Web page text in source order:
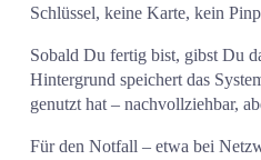
Schlüssel, keine Karte, kein
Sobald Du fertig bist, gibst Du
Hintergrund speichert das
genutzt hat – nachvollziehbar,
Für den Notfall – etwa bei